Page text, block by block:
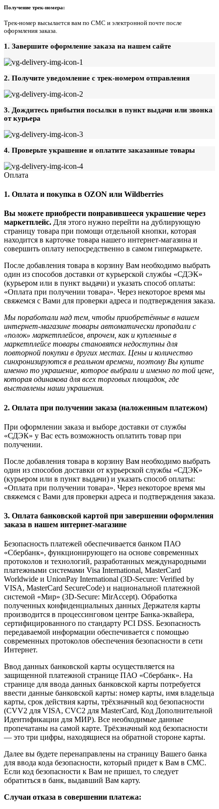
Получение трек-номера:
Трек-номер высылается вам по СМС и электронной почте после
оформления заказа.
1. Завершите оформление заказа на нашем сайте
2. Получите уведомление с трек-номером отправления
3. Дождитесь прибытия посылки в пункт выдачи или звонка
от курьера
4. Проверьте украшение и оплатите заказанные товары
Оплата
1. Оплата и покупка в OZON или Wildberries
Вы можете приобрести понравившееся украшение через
маркетплейс. Для этого нужно перейти на дублирующую
страницу товара при помощи отдельной кнопки, которая
находится в карточке товара нашего интернет-магазина и
совершить оплату непосредственно в самом гипермаркете.
После добавления товара в корзину Вам необходимо выбрать
один из способов доставки от курьерской службы «СДЭК»
(курьером или в пункт выдачи) и указать способ оплаты:
«Оплата при получении товара». Через некоторое время мы
свяжемся с Вами для проверки адреса и подтверждения заказа.
Мы поработали над тем, чтобы приобретённые в нашем
интернет-магазине товары автоматически пропадали с
«полок» маркетплейсов, впрочем, как и купленные в
маркетплейсе товары становятся недоступны для
повторной покупки в других местах. Цены и количество
синхронизируются в реальном времени, поэтому Вы купите
именно то украшение, которое выбрали и именно по той цене,
которая одинакова для всех торговых площадок, где
выставлены наши украшения.
2. Оплата при получении заказа (наложенным платежом)
При оформлении заказа и выборе доставки от службы
«СДЭК» у Вас есть возможность оплатить товар при
получении.
После добавления товара в корзину Вам необходимо выбрать
один из способов доставки от курьерской службы «СДЭК»
(курьером или в пункт выдачи) и указать способ оплаты:
«Оплата при получении товара». Через некоторое время мы
свяжемся с Вами для проверки адреса и подтверждения заказа.
3. Оплата банковской картой при завершении оформления
заказа в нашем интернет-магазине
Безопасность платежей обеспечивается банком ПАО
«Сбербанк», функционирующего на основе современных
протоколов и технологий, разработанных международными
платежными системами Visa International, MasterCard
Worldwide и UnionPay International (3D-Secure: Verified by
VISA, MasterCard SecureCode) и национальной платежной
системой «Мир» (3D-Secure: MirAccept). Обработка
полученных конфиденциальных данных Держателя карты
производится в процессинговом центре Банка-эквайера,
сертифицированного по стандарту PCI DSS. Безопасность
передаваемой информации обеспечивается с помощью
современных протоколов обеспечения безопасности в сети
Интернет.
Ввод данных банковской карты осуществляется на
защищенной платежной странице ПАО «Сбербанк». На
странице для ввода данных банковской карты потребуется
ввести данные банковской карты: номер карты, имя владельца
карты, срок действия карты, трёхзначный код безопасности
(CVV2 для VISA, CVC2 для MasterCard, Код Дополнительной
Идентификации для МИР). Все необходимые данные
пропечатаны на самой карте. Трёхзначный код безопасности
— это три цифры, находящиеся на обратной стороне карты.
Далее вы будете перенаправлены на страницу Вашего банка
для ввода кода безопасности, который придет к Вам в СМС.
Если код безопасности к Вам не пришел, то следует
обратиться в банк, выдавший Вам карту.
Случаи отказа в совершении платежа: